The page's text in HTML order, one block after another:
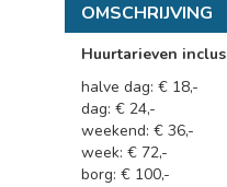
OMSCHRIJVING
Huurtarieven
halve dag: € 18,-
dag: € 24,-
weekend: € 36,-
week: € 72,-
borg: € 100,-